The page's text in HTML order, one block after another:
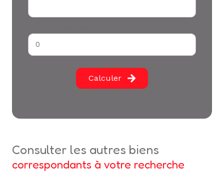
Calculer
consulter les autres biens
correspondants à votre recherche